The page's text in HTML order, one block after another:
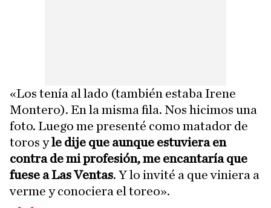
«Los tenía al lado (también estaba Irene
Montero). En la misma fila. Nos hicimos una
foto. Luego me presenté como matador de
toros yle dije que aunque estuviera en
contra de mi profesión, me encantaría que
fuese a Las Ventas. Y lo invité a que viniera a
verme y conociera el toreo».